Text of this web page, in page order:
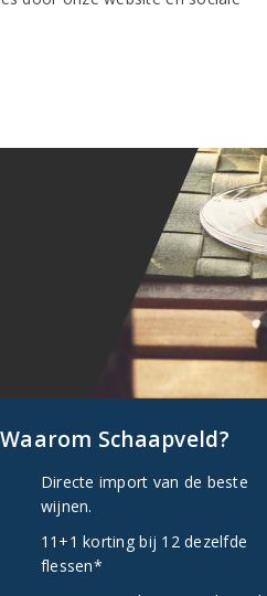
Waarom Schaapveld?
Directe import van de beste
wijnen.
11+1 korting bij 12 dezelfde
flessen*